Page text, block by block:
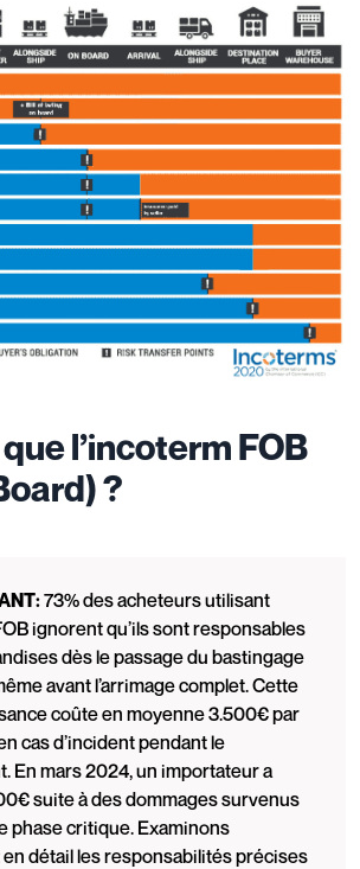
l’incoterm FOB
?
73% des acheteurs utilisant
ignorent qu’ils sont responsables
dès le passage du bastingage
avant l’arrimage complet. Cette
coûte en moyenne 3.500€ par
cas d’incident pendant le
En mars 2024, un importateur a
suite à des dommages survenus
phase critique. Examinons
détail les responsabilités précises